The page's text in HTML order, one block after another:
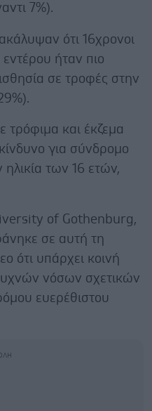
7%).
ότι 16χρονοι
ήταν πιο
σε τροφές στην
τρόφιμα και έκζεμα
για σύνδρομο
ηλικία των 16 ετών,
of Gothenburg,
σε αυτή τη
ότι υπάρχει κοινή
νόσων σχετικών
ευερέθιστου